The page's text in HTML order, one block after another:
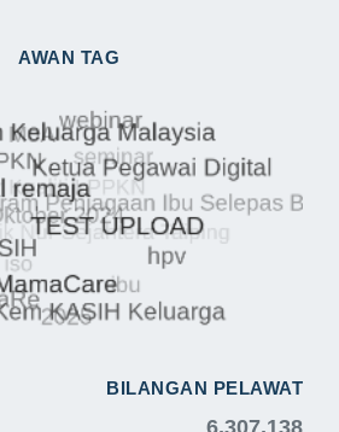
AWAN TAG
BILANGAN PELAWAT